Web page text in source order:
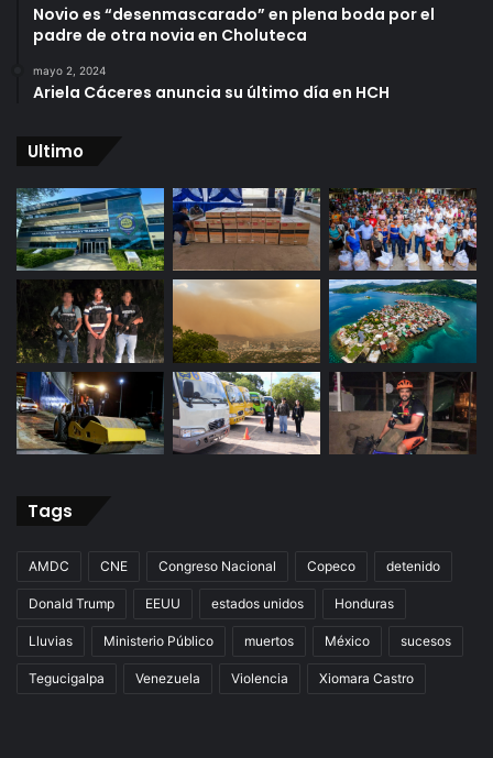
Novio es “desenmascarado” en plena boda por el
padre de otra novia en Choluteca
mayo 2, 2024
Ariela Cáceres anuncia su último día en HCH
Ultimo
Tags
AMDC CNE Congreso Nacional Copeco detenido
Donald Trump EEUU estados unidos Honduras
Lluvias Ministerio Público muertos México sucesos
Tegucigalpa Venezuela Violencia Xiomara Castro